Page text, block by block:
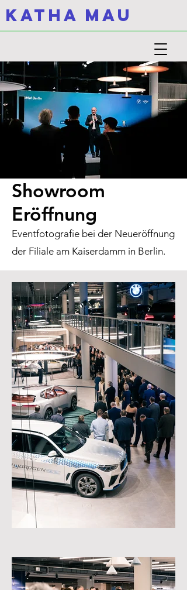
KATHA MAU
Showroom
Eröffnung
Eventfotografie bei der Neueröffnung
der Filiale am Kaiserdamm in Berlin.